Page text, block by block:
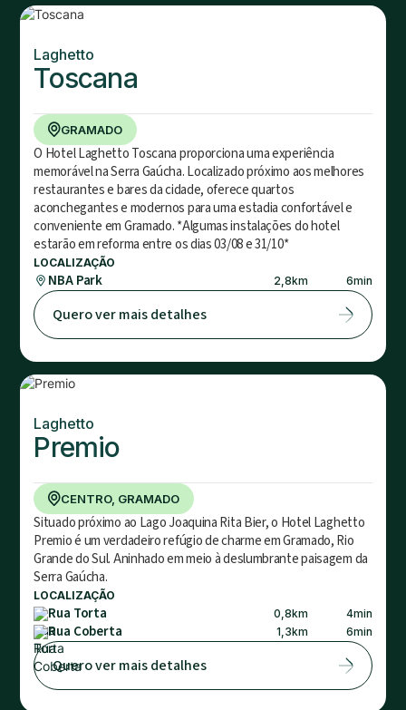
Laghetto
Toscana
GRAMADO
O Hotel Laghetto Toscana proporciona uma experiência
memorável na Serra Gaúcha. Localizado próximo aos melhores
restaurantes e bares da cidade, oferece quartos
aconchegantes e modernos para uma estadia confortável e
conveniente em Gramado. *Algumas instalações do hotel
estarão em reforma entre os dias 03/08 e 31/10*
LOCALIZAÇÃO
NBA Park 2,8km 6min
Quero ver mais detalhes
Laghetto
Premio
CENTRO, GRAMADO
Situado próximo ao Lago Joaquina Rita Bier, o Hotel Laghetto
Premio é um verdadeiro refúgio de charme em Gramado, Rio
Grande do Sul. Aninhado em meio à deslumbrante paisagem da
Serra Gaúcha.
LOCALIZAÇÃO
Rua Torta 0,8km 4min
Rua Coberta 1,3km 6min
Quero ver mais detalhes